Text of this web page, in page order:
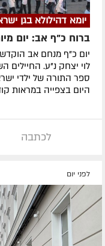
יומא דהילולא בגן
ברוח כ"ף אב: יום
יום כ"ף מנחם אב הוקדש
לוי יצחק נ"ע. החיילים
ספר התורה של ילדי
היום בצפייה במראות
לכתבה
לפני יום